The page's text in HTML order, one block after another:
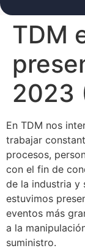
TDM
2023
En TDM nos
trabajar
procesos,
con el fin de
de la industria y
estuvimos
eventos más
a la
suministro.